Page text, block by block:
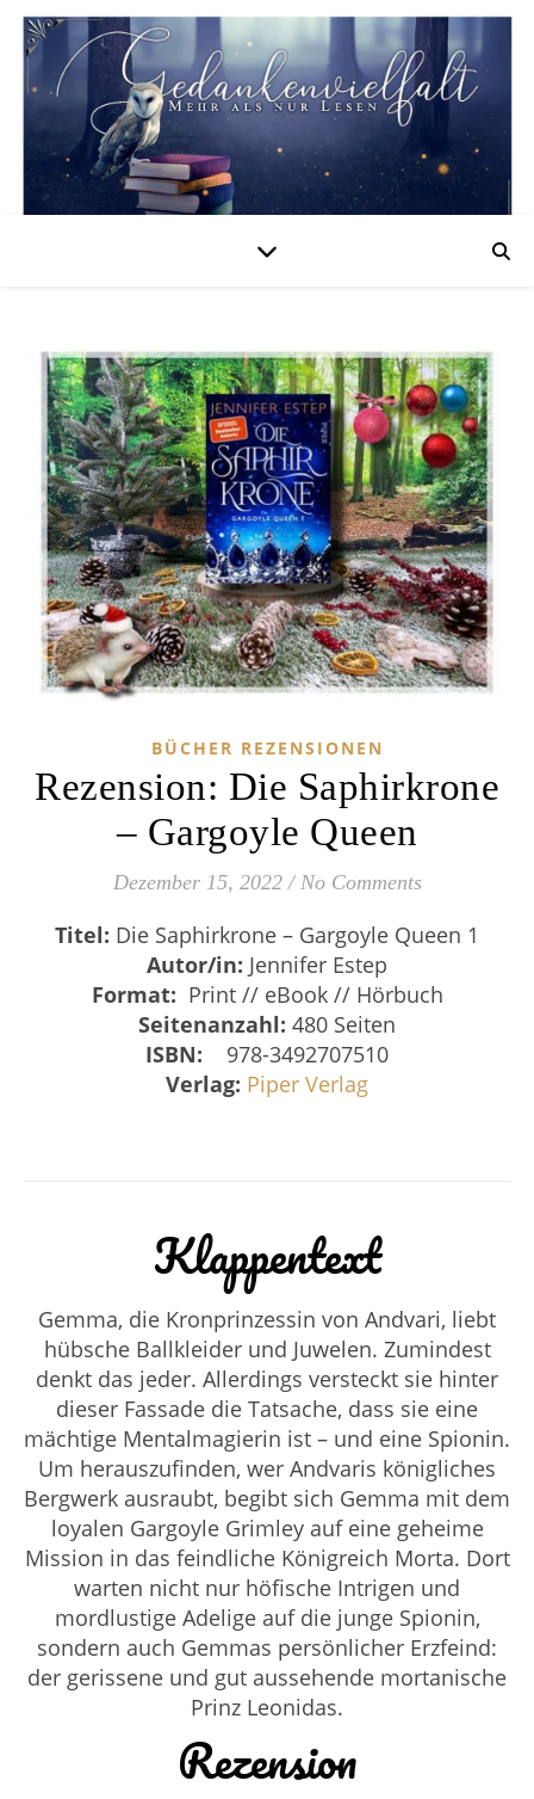
BÜCHER REZENSIONEN
Rezension: Die Saphirkrone
– Gargoyle Queen
Dezember 15, 2022 / No Comments
Titel: Die Saphirkrone – Gargoyle Queen 1
Autor/in: Jennifer Estep
Format: Print // eBook // Hörbuch
Seitenanzahl: 480 Seiten
ISBN:
978-3492707510
Verlag: Piper Verlag
Klappentext
Gemma, die Kronprinzessin von Andvari, liebt
hübsche Ballkleider und Juwelen. Zumindest
denkt das jeder. Allerdings versteckt sie hinter
dieser Fassade die Tatsache, dass sie eine
mächtige Mentalmagierin ist – und eine Spionin.
Um herauszufinden, wer Andvaris königliches
Bergwerk ausraubt, begibt sich Gemma mit dem
loyalen Gargoyle Grimley auf eine geheime
Mission in das feindliche Königreich Morta. Dort
warten nicht nur höfische Intrigen und
mordlustige Adelige auf die junge Spionin,
sondern auch Gemmas persönlicher Erzfeind:
der gerissene und gut aussehende mortanische
Prinz Leonidas.
Rezension